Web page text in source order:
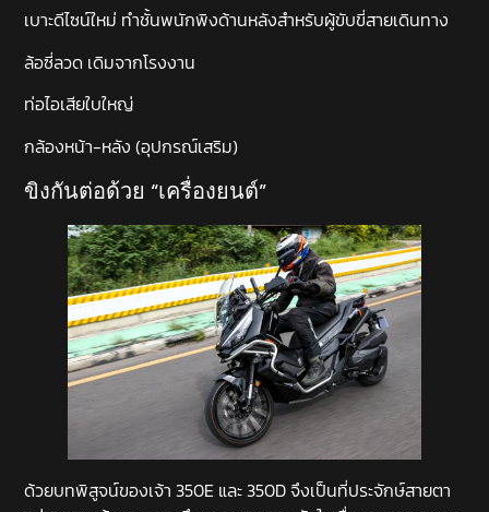
เบาะดีไซน์ใหม่ ทำชั้นพนักพิงด้านหลังสำหรับผู้ขับขี่สายเดินทาง
ล้อซี่ลวด เดิมจากโรงงาน
ท่อไอเสียใบใหญ่
กล้องหน้า-หลัง (อุปกรณ์เสริม)
ขิงกันต่อด้วย “เครื่องยนต์”
ด้วยบทพิสูจน์ของเจ้า 350E และ 350D จึงเป็นที่ประจักษ์สายตา